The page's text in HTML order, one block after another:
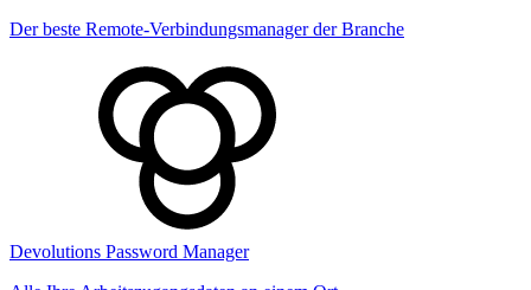
Der beste Remote-Verbindungsmanager der Branche
Devolutions Password Manager